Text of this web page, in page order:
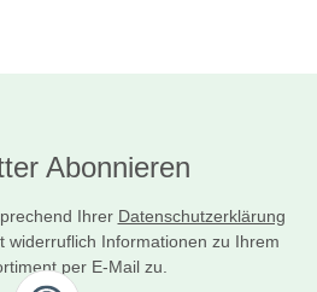
Abonnieren
Ihrer Datenschutzerklärung
widerruflich Informationen zu Ihrem
per E-Mail zu.